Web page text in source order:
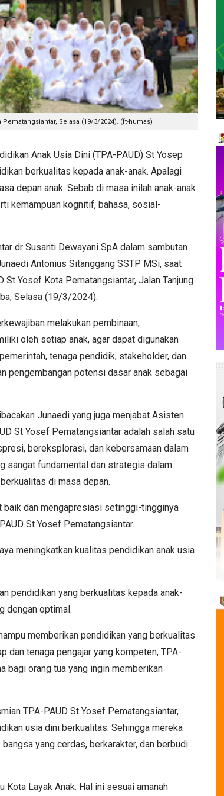
Selasa (19/3/2024). (ft-humas)
Anak Usia Dini (TPA-PAUD) St Yosep
berkualitas kepada anak-anak. Apalagi
depan anak. Sebab di masa inilah anak-anak
kemampuan kognitif, bahasa, sosial-
dr Susanti Dewayani SpA dalam sambutan
Antonius Sitanggang SSTP MSi, saat
Yosef Kota Pematangsiantar, Jalan Tanjung
Selasa (19/3/2024).
melakukan pembinaan,
oleh setiap anak, agar dapat digunakan
tenaga pendidik, stakeholder, dan
pengembangan potensi dasar anak sebagai
Junaedi yang juga menjabat Asisten
St Yosef Pematangsiantar adalah salah satu
bereksplorasi, dan kebersamaan dalam
sangat fundamental dan strategis dalam
di masa depan.
baik dan mengapresiasi setinggi-tingginya
St Yosef Pematangsiantar.
meningkatkan kualitas pendidikan anak usia
pendidikan yang berkualitas kepada anak-
dengan optimal.
memberikan pendidikan yang berkualitas
dan tenaga pengajar yang kompeten, TPA-
bagi orang tua yang ingin memberikan
TPA-PAUD St Yosef Pematangsiantar,
usia dini berkualitas. Sehingga mereka
yang cerdas, berkarakter, dan berbudi
Kota Layak Anak. Hal ini sesuai amanah